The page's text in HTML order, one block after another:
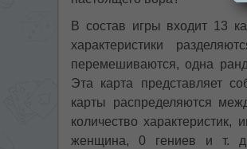
В состав игры входит 13
характеристики
перемешиваются, одна
Эта карта представляет
карты распределяются
количество
женщина, 0 гениев и т.